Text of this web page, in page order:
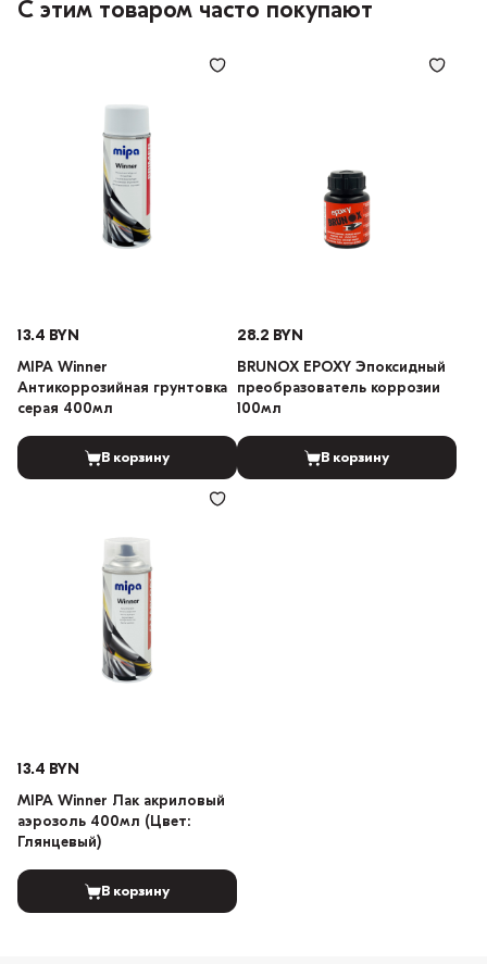
С этим товаром часто покупают
13.4 BYN
MIPA Winner
Антикоррозийная грунтовка
серая 400мл
В корзину
28.2 BYN
BRUNOX EPOXY Эпоксидный
преобразователь коррозии
100мл
В корзину
13.4 BYN
MIPA Winner Лак акриловый
аэрозоль 400мл (Цвет:
Глянцевый)
В корзину